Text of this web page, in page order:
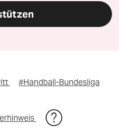
#Handball-Bundesliga